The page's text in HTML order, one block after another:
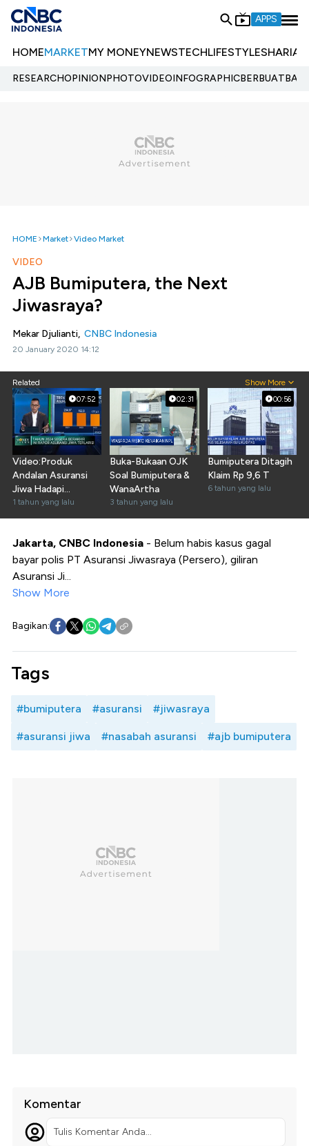
APPS
HOMEMARKETMY MONEYNEWSTECHLIFESTYLESHARIA
RESEARCHOPINIONPHOTOVIDEOINFOGRAPHIC
HOME Market Video Market
VIDEO
AJB Bumiputera, the Next
Jiwasraya?
Mekar Djulianti, CNBC Indonesia
20 January 2020 14:12
Related Show More
07:52
Video:Produk
Andalan Asuransi
Jiwa Hadapi
Persaingan Bisnis
Akhir 2024
1 tahun yang lalu
02:31
Buka-Bukaan OJK
Soal Bumiputera &
WanaArtha
3 tahun yang lalu
00:56
Bumiputera Ditagih
Klaim Rp 9,6 T
6 tahun yang lalu
Jakarta, CNBC Indonesia - Belum habis kasus gagal
bayar polis PT Asuransi Jiwasraya (Persero), giliran
Asuransi Ji...
Show More
Bagikan:
Tags
#bumiputera #asuransi #jiwasraya
#asuransi jiwa #nasabah asuransi #ajb bumiputera
Komentar
Tulis Komentar Anda...